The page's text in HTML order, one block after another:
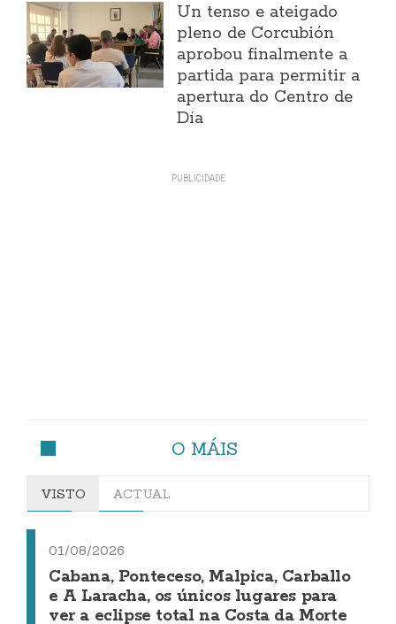
Un tenso e ateigado
pleno de Corcubión
aprobou finalmente a
partida para permitir a
apertura do Centro de
Día
O MÁIS
VISTO ACTUAL
01/08/2026
Cabana, Ponteceso, Malpica, Carballo
e A Laracha, os únicos lugares para
ver a eclipse total na Costa da Morte